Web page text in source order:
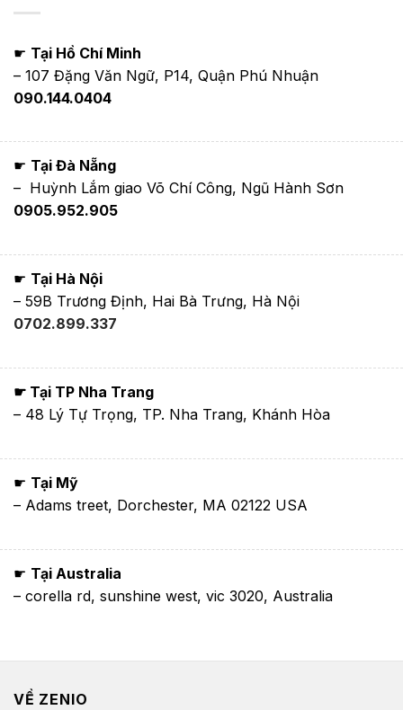
☛ Tại Hồ Chí Minh
– 107 Đặng Văn Ngữ, P14, Quận Phú Nhuận
090.144.0404
☛ Tại Đà Nẵng
– Huỳnh Lắm giao Võ Chí Công, Ngũ Hành Sơn
0905.952.905
☛ Tại Hà Nội
– 59B Trương Định, Hai Bà Trưng, Hà Nội
0702.899.337
☛ Tại TP Nha Trang
– 48 Lý Tự Trọng, TP. Nha Trang, Khánh Hòa
☛ Tại Mỹ
– Adams treet, Dorchester, MA 02122 USA
☛ Tại Australia
– corella rd, sunshine west, vic 3020, Australia
VỀ ZENIO